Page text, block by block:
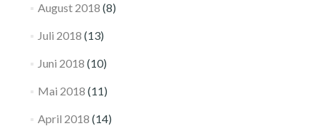
August 2018 (8)
Juli 2018 (13)
Juni 2018 (10)
Mai 2018 (11)
April 2018 (14)